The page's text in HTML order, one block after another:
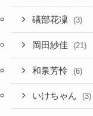
礒部花凜 (3)
岡田紗佳 (21)
和泉芳怜 (6)
いけちゃん (3)